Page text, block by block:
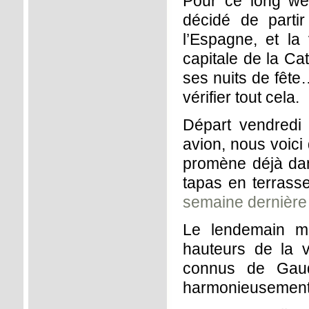
décidé de
l’Espagne, et
capitale de la
ses nuits de
vérifier tout cela.
Départ
avion, nous voici
promène déjà
tapas en
semaine
Le lendemain
hauteurs de la
connus de